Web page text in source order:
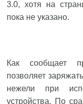
3.0, хотя на
пока не указано.
Как сообщает
позволяет
нежели при
устройства. По